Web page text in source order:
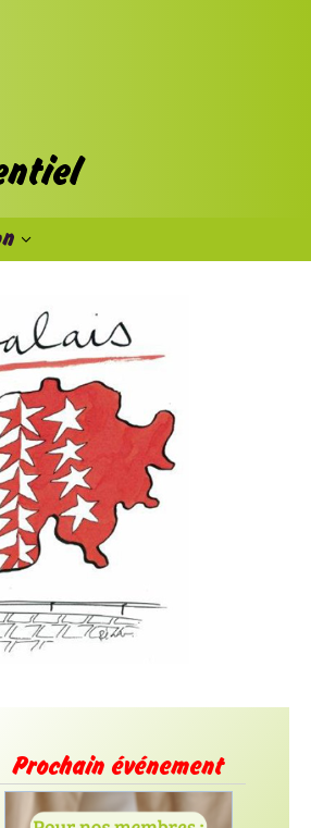
Prochain événement